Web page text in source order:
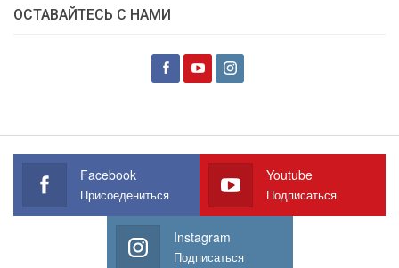
ОСТАВАЙТЕСЬ С НАМИ
Facebook
Присоедениться
Youtube
Подписаться
Instagram
Подписаться